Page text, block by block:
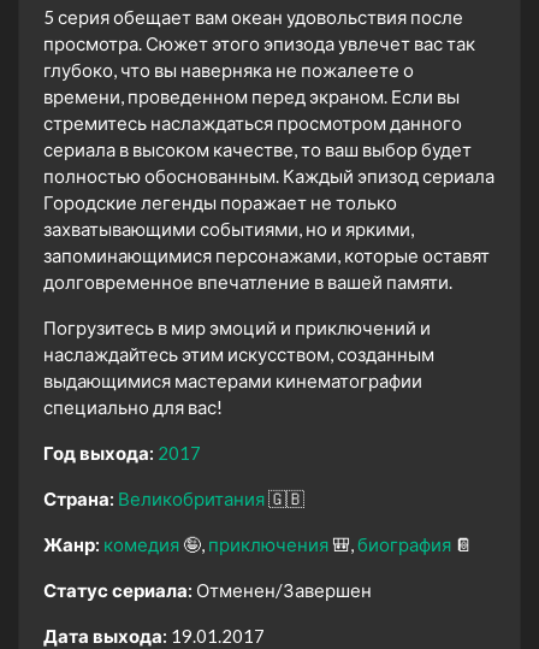
5 серия обещает вам океан удовольствия после
просмотра. Сюжет этого эпизода увлечет вас так
глубоко, что вы наверняка не пожалеете о
времени, проведенном перед экраном. Если вы
стремитесь наслаждаться просмотром данного
сериала в высоком качестве, то ваш выбор будет
полностью обоснованным. Каждый эпизод сериала
Городские легенды поражает не только
захватывающими событиями, но и яркими,
запоминающимися персонажами, которые оставят
долговременное впечатление в вашей памяти.
Погрузитесь в мир эмоций и приключений и
наслаждайтесь этим искусством, созданным
выдающимися мастерами кинематографии
специально для вас!
Год выхода: 2017
Страна: Великобритания🇬🇧
Жанр: комедия 🤪 приключения 🎒 биография 📔
Статус сериала: Отменен/Завершен
Дата выхода: 19.01.2017